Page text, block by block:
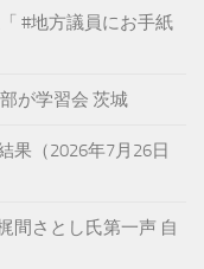
#地方議員にお手紙
が学習会 茨城
果（2026年7月26日
間さとし氏第一声 自